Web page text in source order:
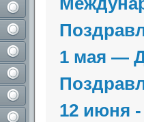
1 мая —
12 июня